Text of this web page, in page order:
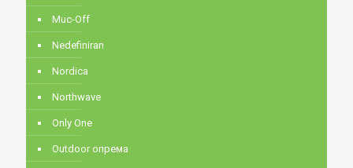
Muc-Off
Nedefiniran
Nordica
Northwave
Only One
Outdoor опрема